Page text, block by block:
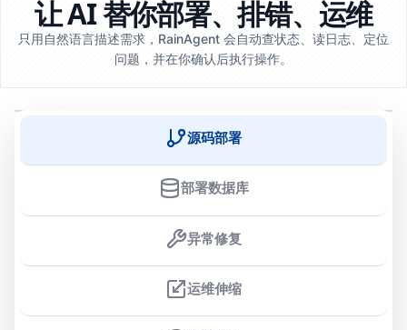
让 AI 替你部署、排错、运维
只用自然语言描述需求，RainAgent 会自动查状态、读日志、定位
问题，并在你确认后执行操作。
源码部署
部署数据库
异常修复
运维伸缩